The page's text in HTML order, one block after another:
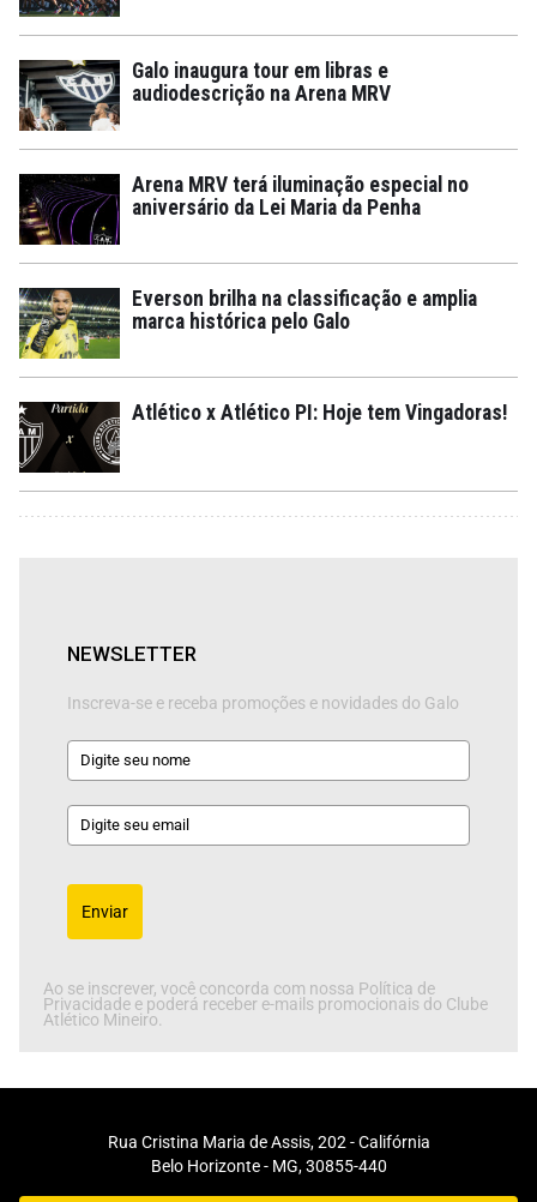
Galo inaugura tour em libras e
audiodescrição na Arena MRV
Arena MRV terá iluminação especial no
aniversário da Lei Maria da Penha
Everson brilha na classificação e amplia
marca histórica pelo Galo
Atlético x Atlético PI: Hoje tem Vingadoras!
NEWSLETTER
Inscreva-se e receba promoções e novidades do Galo
Enviar
Ao se inscrever, você concorda com nossa Política de
Privacidade e poderá receber e-mails promocionais do Clube
Atlético Mineiro.
Rua Cristina Maria de Assis, 202 - Califórnia
Belo Horizonte - MG, 30855-440